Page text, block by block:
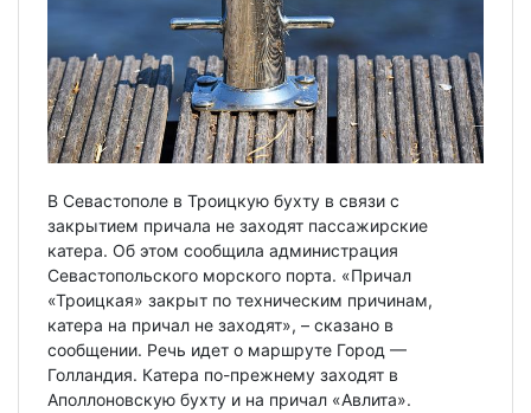
В Севастополе в Троицкую бухту в связи с
закрытием причала не заходят пассажирские
катера. Об этом сообщила администрация
Севастопольского морского порта. «Причал
«Троицкая» закрыт по техническим причинам,
катера на причал не заходят», – сказано в
сообщении. Речь идет о маршруте Город —
Голландия. Катера по-прежнему заходят в
Аполлоновскую бухту и на причал «Авлита».